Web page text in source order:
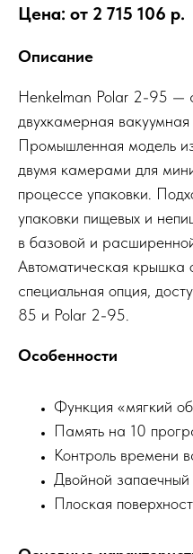
Цена: от 2 715 106 р.
Описание
Henkelman Polar 2-95 —
двухкамерная
Промышленная модель
двумя камерами для
процессе упаковки.
упаковки пищевых и
в базовой и
Автоматическая крышка
специальная опция,
85 и Polar 2-95.
Особенности
Функция «мягкий
Память на 10
Контроль времени
Двойной
Плоская